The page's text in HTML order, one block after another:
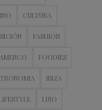
CULTURA
FASHION
FOODIES
IBIZA
LUJO